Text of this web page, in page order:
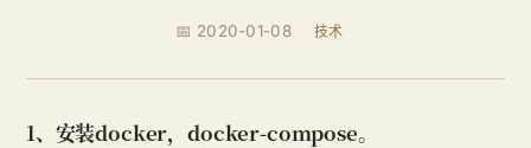
📅 2020-01-08 技术
1、安装docker，docker-compose。